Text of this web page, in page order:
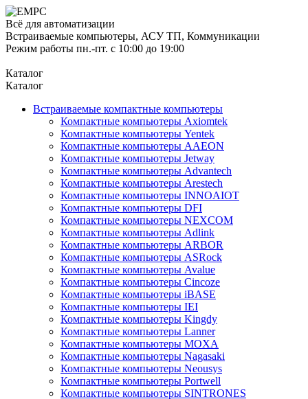
Всё для автоматизации
Встраиваемые компьютеры, АСУ ТП, Коммуникации
Режим работы пн.-пт. с 10:00 до 19:00
Каталог
Каталог
Встраиваемые компактные компьютеры
Компактные компьютеры Axiomtek
Компактные компьютеры Yentek
Компактные компьютеры AAEON
Компактные компьютеры Jetway
Компактные компьютеры Advantech
Компактные компьютеры Arestech
Компактные компьютеры INNOAIOT
Компактные компьютеры DFI
Компактные компьютеры NEXCOM
Компактные компьютеры Adlink
Компактные компьютеры ARBOR
Компактные компьютеры ASRock
Компактные компьютеры Avalue
Компактные компьютеры Cincoze
Компактные компьютеры iBASE
Компактные компьютеры IEI
Компактные компьютеры Kingdy
Компактные компьютеры Lanner
Компактные компьютеры MOXA
Компактные компьютеры Nagasaki
Компактные компьютеры Neousys
Компактные компьютеры Portwell
Компактные компьютеры SINTRONES